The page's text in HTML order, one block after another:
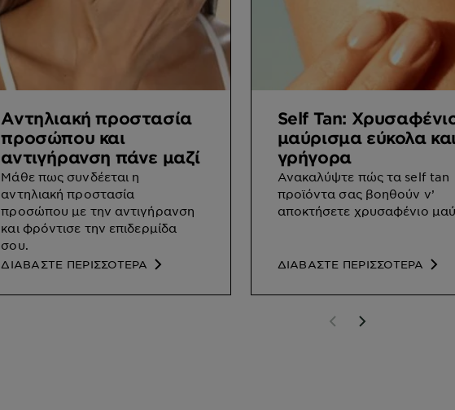
Αντηλιακή προστασία
προσώπου και
αντιγήρανση πάνε μαζί
Μάθε πως συνδέεται η
αντηλιακή προστασία
προσώπου με την αντιγήρανση
και φρόντισε την επιδερμίδα
σου.
ΔΙΑΒΑΣΤΕ ΠΕΡΙΣΣΟΤΕΡΑ
Self Tan:
μαύρισμα εύκολα
γρήγορα
Ανακαλύψτε πώς τα self tan
προϊόντα σας βοηθούν ν’
αποκτήσετε χρυσαφένιο
ΔΙΑΒΑΣΤΕ ΠΕΡΙΣΣΟΤΕΡΑ